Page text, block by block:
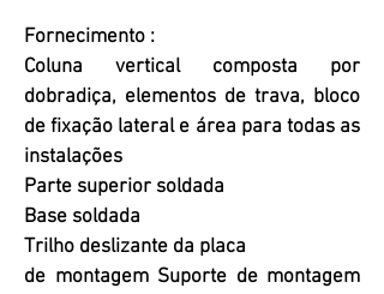
Fornecimento :
Coluna vertical composta por
dobradiça, elementos de trava, bloco
de fixação lateral e área para todas as
instalações
Parte superior soldada
Base soldada
Trilho deslizante da placa
de montagem Suporte de montagem